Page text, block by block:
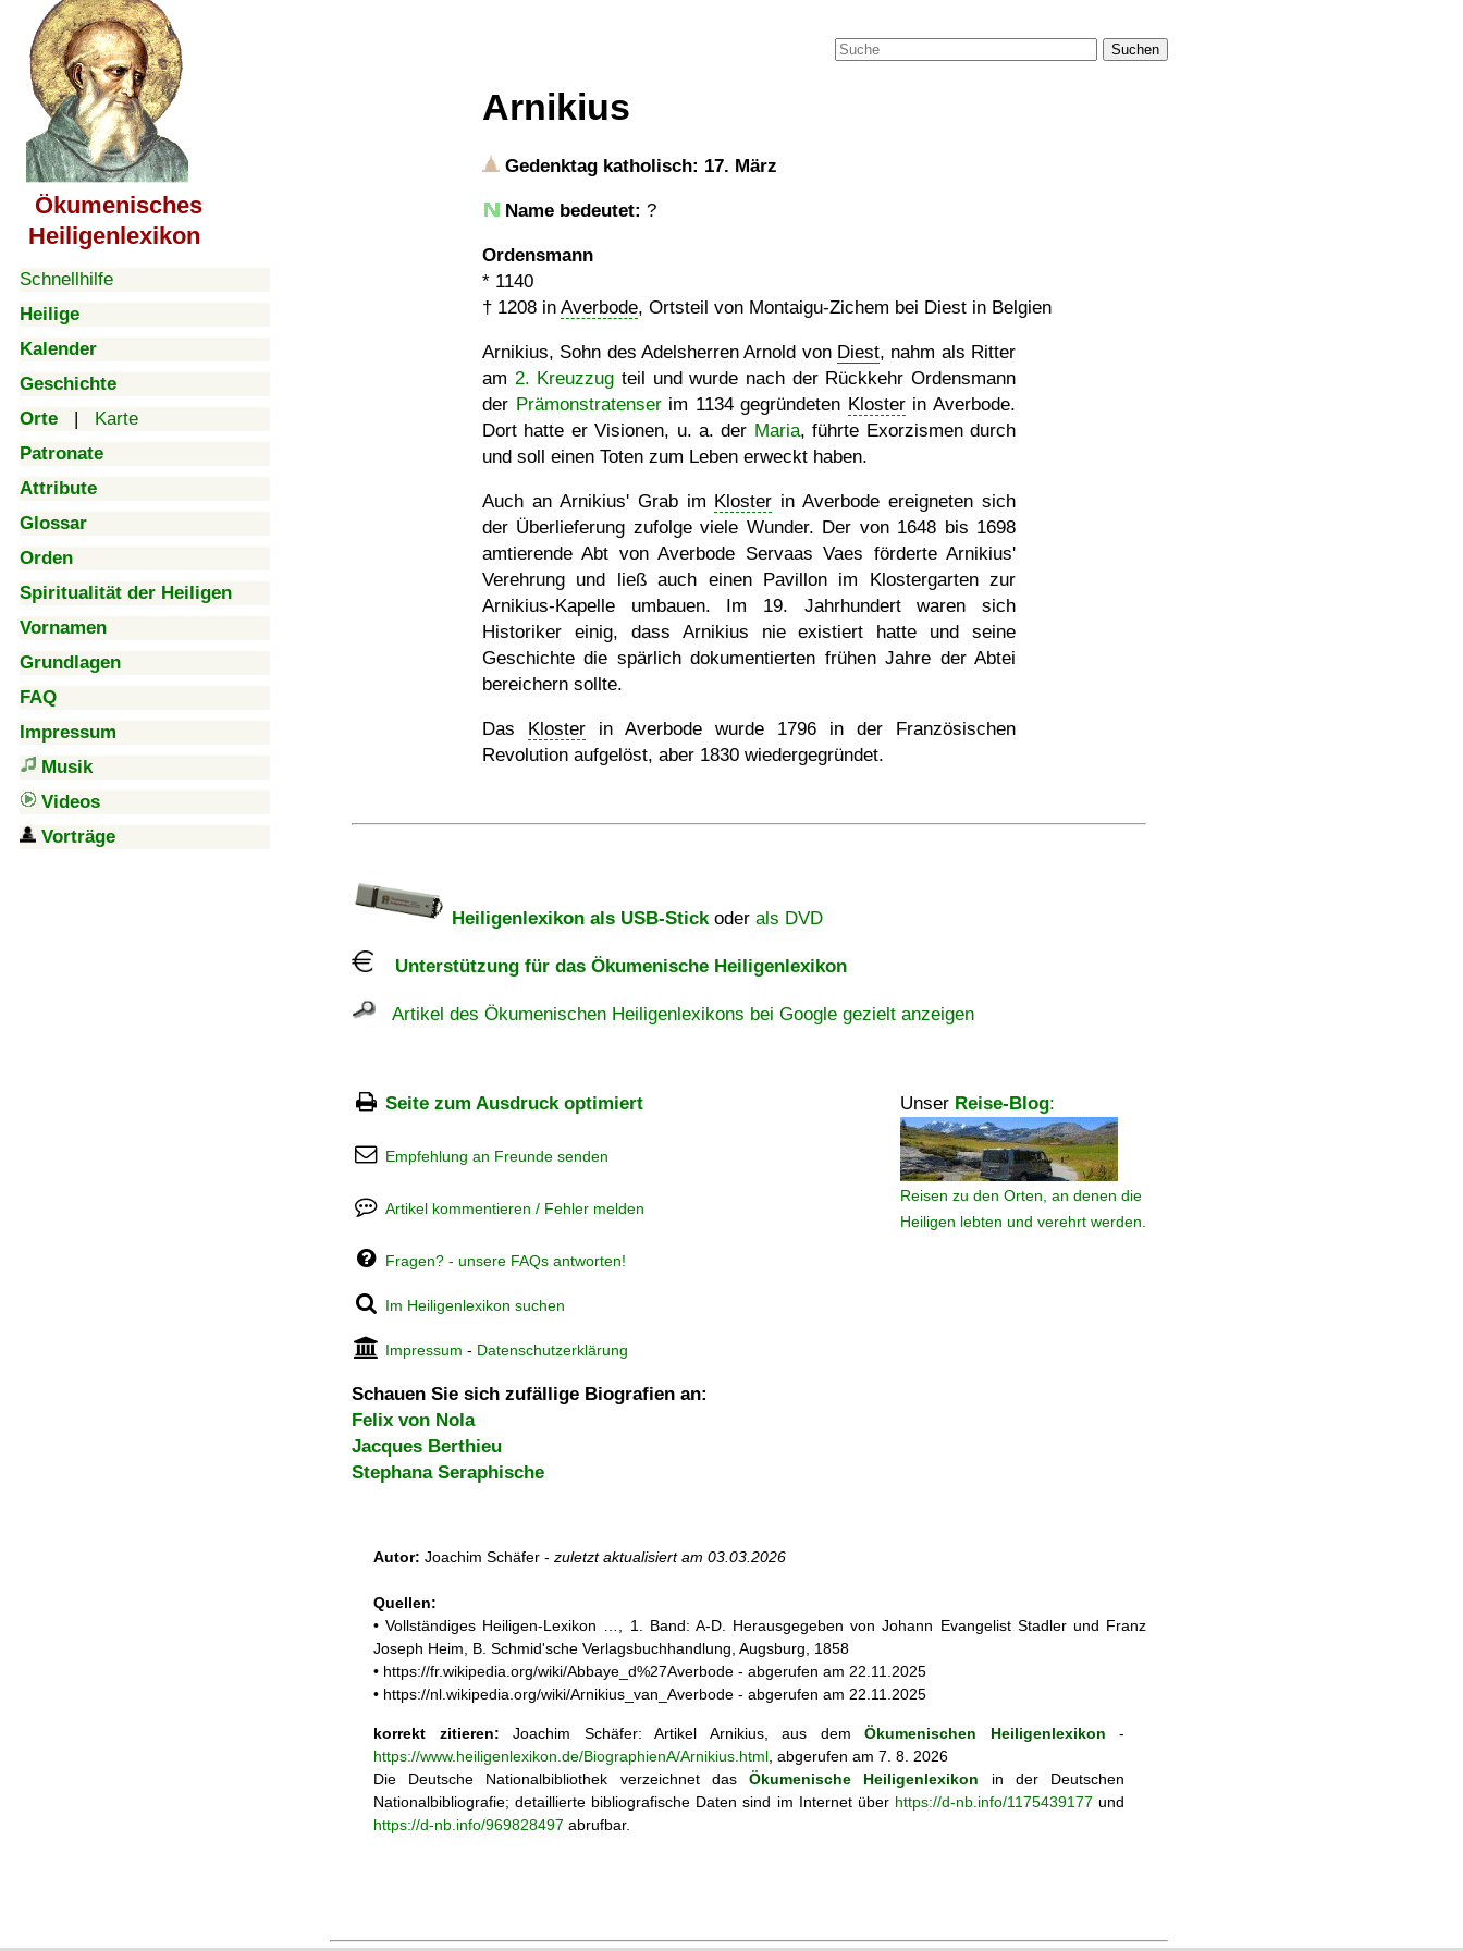
Ökumenisches
Heiligenlexikon
Schnellhilfe
Heilige
Kalender
Geschichte
Orte | Karte
Patronate
Attribute
Glossar
Orden
Spiritualität der Heiligen
Vornamen
Grundlagen
FAQ
Impressum
Musik
Videos
Vorträge
Suchen
Arnikius
Gedenktag katholisch: 17. März
Name bedeutet: ?
Ordensmann
* 1140
† 1208 in Averbode, Ortsteil von Montaigu-Zichem bei Diest in Belgien
Arnikius, Sohn des Adelsherren Arnold von Diest, nahm als Ritter
am 2. Kreuzzug teil und wurde nach der Rückkehr Ordensmann
der Prämonstratenserim 1134 gegründeten Klosterin Averbode.
Dort hatte er Visionen, u. a. der Maria, führte Exorzismen durch
und soll einen Toten zum Leben erweckt haben.
Auch an Arnikius' Grab im Kloster in Averbode ereigneten sich
der Überlieferung zufolge viele Wunder. Der von 1648 bis 1698
amtierende Abt von Averbode Servaas Vaes förderte Arnikius'
Verehrung und ließ auch einen Pavillon im Klostergarten zur
Arnikius-Kapelle umbauen. Im 19. Jahrhundert waren sich
Historiker einig, dass Arnikius nie existiert hatte und seine
Geschichte die spärlich dokumentierten frühen Jahre der Abtei
bereichern sollte.
Das Kloster in Averbode wurde 1796 in der Französischen
Revolution aufgelöst, aber 1830 wiedergegründet.
Heiligenlexikon als USB-Stickoder als DVD
Unterstützung für das Ökumenische Heiligenlexikon
Artikel des Ökumenischen Heiligenlexikons bei Google gezielt anzeigen
Seite zum Ausdruck optimiert Unser Reise-Blog:
Reisen zu den Orten, an denen die
Heiligen lebten und verehrt werden.
Empfehlung an Freunde senden
Artikel kommentieren / Fehler melden
Fragen? - unsere FAQs antworten!
Im Heiligenlexikon suchen
Impressum - Datenschutzerklärung
Schauen Sie sich zufällige Biografien an:
Felix von Nola
Jacques Berthieu
Stephana Seraphische
Autor: Joachim Schäfer - zuletzt aktualisiert am 03.03.2026
Quellen:
• Vollständiges Heiligen-Lexikon …, 1. Band: A-D. Herausgegeben von Johann Evangelist Stadler und Franz
Joseph Heim, B. Schmid'sche Verlagsbuchhandlung, Augsburg, 1858
• https://fr.wikipedia.org/wiki/Abbaye_d%27Averbode - abgerufen am 22.11.2025
• https://nl.wikipedia.org/wiki/Arnikius_van_Averbode - abgerufen am 22.11.2025
korrekt zitieren: Joachim Schäfer: Artikel Arnikius, aus dem Ökumenischen Heiligenlexikon -
https://www.heiligenlexikon.de/BiographienA/Arnikius.html , abgerufen am 7. 8. 2026
Die Deutsche Nationalbibliothek verzeichnet dasÖkumenische Heiligenlexikon in der Deutschen
Nationalbibliografie; detaillierte bibliografische Daten sind im Internet über https://d-nb.info/1175439177 und
https://d-nb.info/969828497 abrufbar.